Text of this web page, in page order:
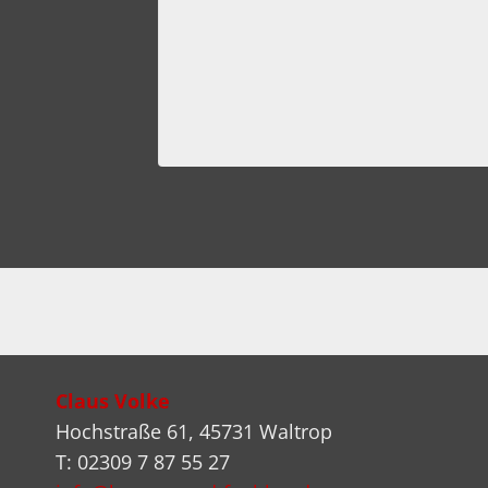
Claus Volke
Hochstraße 61, 45731 Waltrop
T: 02309 7 87 55 27